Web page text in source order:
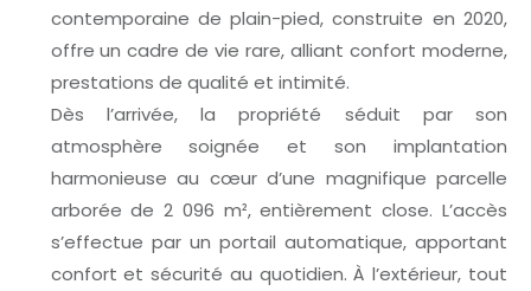
contemporaine de plain-pied, construite en 2020,
offre un cadre de vie rare, alliant confort moderne,
prestations de qualité et intimité.
Dès l’arrivée, la propriété séduit par son
atmosphère soignée et son implantation
harmonieuse au cœur d’une magnifique parcelle
arborée de 2 096 m², entièrement close. L’accès
s’effectue par un portail automatique, apportant
confort et sécurité au quotidien. À l’extérieur, tout